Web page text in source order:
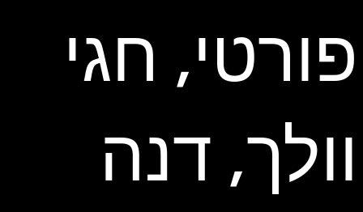
פורטי, חגי
וולך, דנה